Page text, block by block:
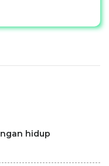
hidup